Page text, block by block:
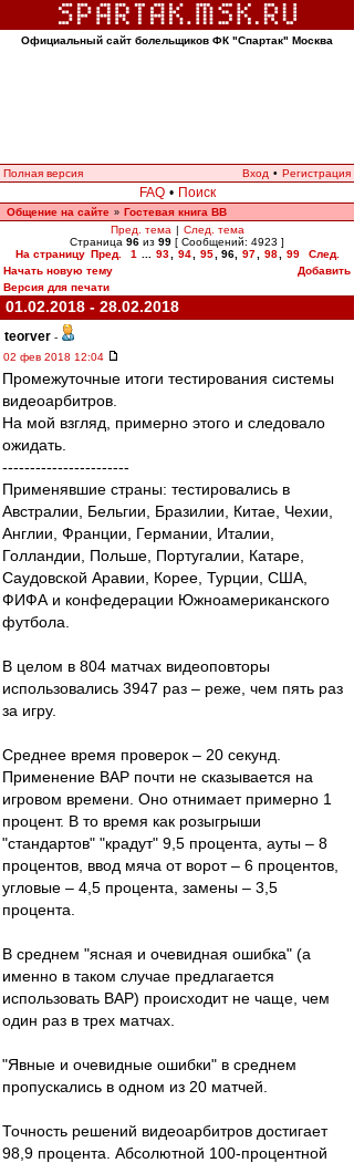
Официальный сайт болельщиков ФК "Спартак" Москва
Полная версия Вход • Регистрация
FAQ • Поиск
Общение на сайте » Гостевая книга ВВ
Пред. тема | След. тема
Страница 96 из 99 [ Сообщений: 4923 ]
На страницу Пред. 1 93 94 95 96, 97 98 99
След.
Начать новую тему
Добавить
Версия для печати
01.02.2018 - 28.02.2018
teorver -
02 фев 2018 12:04
Промежуточные итоги тестирования системы
видеоарбитров.
На мой взгляд, примерно этого и следовало
ожидать.
-----------------------
Применявшие страны: тестировались в
Австралии, Бельгии, Бразилии, Китае, Чехии,
Англии, Франции, Германии, Италии,
Голландии, Польше, Португалии, Катаре,
Саудовской Аравии, Корее, Турции, США,
ФИФА и конфедерации Южноамериканского
футбола.
В целом в 804 матчах видеоповторы
использовались 3947 раз – реже, чем пять раз
за игру.
Среднее время проверок – 20 секунд.
Применение ВАР почти не сказывается на
игровом времени. Оно отнимает примерно 1
процент. В то время как розыгрыши
"стандартов" "крадут" 9,5 процента, ауты – 8
процентов, ввод мяча от ворот – 6 процентов,
угловые – 4,5 процента, замены – 3,5
процента.
В среднем "ясная и очевидная ошибка" (а
именно в таком случае предлагается
использовать ВАР) происходит не чаще, чем
один раз в трех матчах.
"Явные и очевидные ошибки" в среднем
пропускались в одном из 20 матчей.
Точность решений видеоарбитров достигает
98,9 процента. Абсолютной 100-процентной